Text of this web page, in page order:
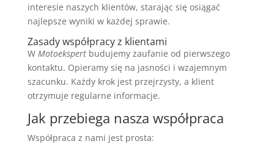
interesie naszych klientów, starając się osiągać
najlepsze wyniki w każdej sprawie.
Zasady współpracy z klientami
W Motoekspertbudujemy zaufanie od pierwszego
kontaktu. Opieramy się na jasności i wzajemnym
szacunku. Każdy krok jest przejrzysty, a klient
otrzymuje regularne informacje.
Jak przebiega nasza współpraca
Współpraca z nami jest prosta: